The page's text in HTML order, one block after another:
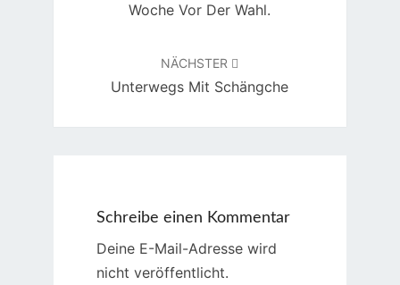
Woche Vor Der Wahl.
NÄCHSTER
Unterwegs Mit Schängche
Schreibe einen Kommentar
Deine E-Mail-Adresse wird
nicht veröffentlicht.